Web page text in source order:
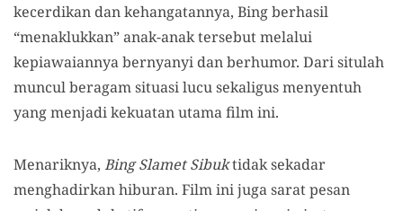
kecerdikan dan kehangatannya, Bing berhasil
“menaklukkan” anak-anak tersebut melalui
kepiawaiannya bernyanyi dan berhumor. Dari situlah
muncul beragam situasi lucu sekaligus menyentuh
yang menjadi kekuatan utama film ini.
Menariknya, Bing Slamet Sibuktidak sekadar
menghadirkan hiburan. Film ini juga sarat pesan